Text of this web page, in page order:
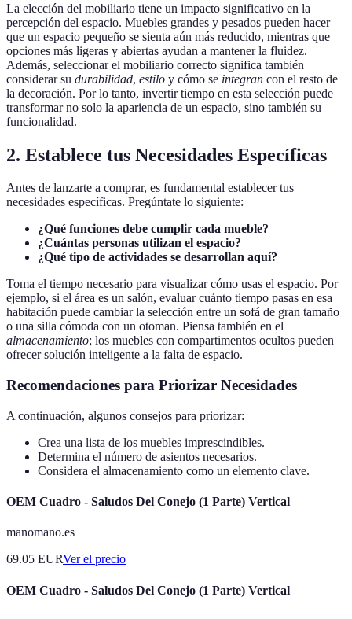
La elección del mobiliario tiene un impacto significativo en la
percepción del espacio. Muebles grandes y pesados pueden hacer
que un espacio pequeño se sienta aún más reducido, mientras que
opciones más ligeras y abiertas ayudan a mantener la fluidez.
Además, seleccionar el mobiliario correcto significa también
considerar su durabilidad, estilo y cómo se integran con el resto de
la decoración. Por lo tanto, invertir tiempo en esta selección puede
transformar no solo la apariencia de un espacio, sino también su
funcionalidad.
2. Establece tus Necesidades Específicas
Antes de lanzarte a comprar, es fundamental establecer tus
necesidades específicas. Pregúntate lo siguiente:
¿Qué funciones debe cumplir cada mueble?
¿Cuántas personas utilizan el espacio?
¿Qué tipo de actividades se desarrollan aquí?
Toma el tiempo necesario para visualizar cómo usas el espacio. Por
ejemplo, si el área es un salón, evaluar cuánto tiempo pasas en esa
habitación puede cambiar la selección entre un sofá de gran tamaño
o una silla cómoda con un otoman. Piensa también en el
almacenamiento; los muebles con compartimentos ocultos pueden
ofrecer solución inteligente a la falta de espacio.
Recomendaciones para Priorizar Necesidades
A continuación, algunos consejos para priorizar:
Crea una lista de los muebles imprescindibles.
Determina el número de asientos necesarios.
Considera el almacenamiento como un elemento clave.
OEM Cuadro - Saludos Del Conejo (1 Parte) Vertical
manomano.es
69.05 EURVer el precio
OEM Cuadro - Saludos Del Conejo (1 Parte) Vertical